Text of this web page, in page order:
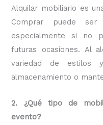
Alquilar mobiliario es
Comprar puede
especialmente si no
futuras ocasiones. Al
variedad de estilos
almacenamiento o
2. ¿Qué tipo de
evento?